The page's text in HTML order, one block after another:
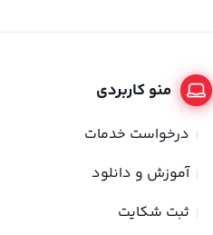
منو کاربردی
درخواست خدمات
آموزش و دانلود
ثبت شکایت